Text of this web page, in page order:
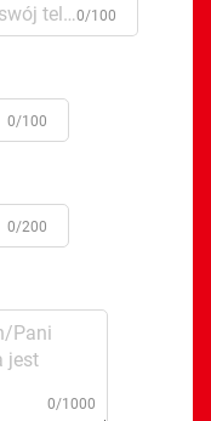
0/100
0/100
0/200
0/1000